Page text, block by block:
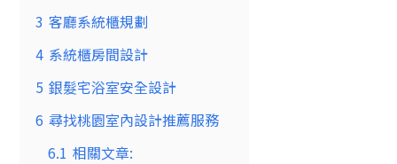
3 客廳系統櫃規劃
4 系統櫃房間設計
5 銀髮宅浴室安全設計
6 尋找桃園室內設計推薦服務
6.1 相關文章: